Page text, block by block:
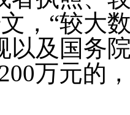
文，“较大
以及国务
万元的